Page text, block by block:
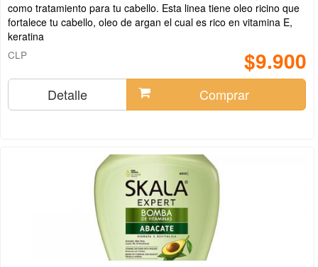
como tratamiento para tu cabello. Esta linea tiene oleo ricino que
fortalece tu cabello, oleo de argan el cual es rico en vitamina E,
keratina
$9.900
CLP
Detalle Comprar